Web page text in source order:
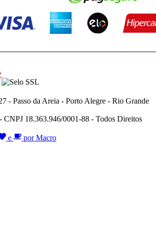
- Passo da Areia - Porto Alegre - Rio Grande
CNPJ 18.363.946/0001-88 - Todos Direitos
e por Macro